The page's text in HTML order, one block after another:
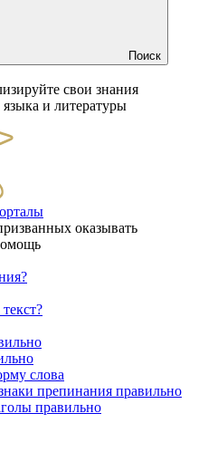
Поиск
свои знания
языка и литературы
оказывать
слова
препинания правильно
правильно